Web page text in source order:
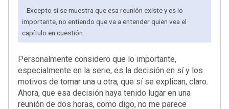
Excepto si se muestra que esa reunión existe y es lo
importante, no entiendo que va a entender quien vea el
capítulo en cuestión.
Personalmente considero que lo importante,
especialmente en la serie, es la decisión en sí y los
motivos de tomar una u otra, que sí se explican, claro.
Ahora, que esa decisión haya tenido lugar en una
reunión de dos horas, como digo, no me parece